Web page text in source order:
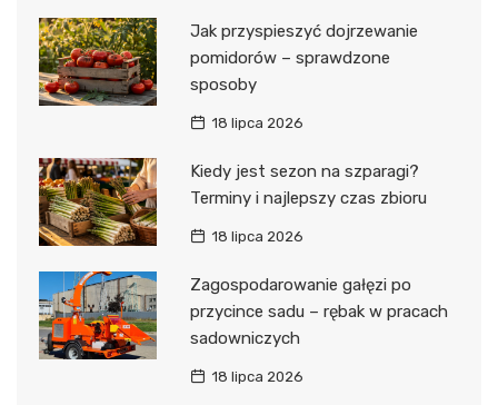
Jak przyspieszyć dojrzewanie
pomidorów – sprawdzone
sposoby
18 lipca 2026
Kiedy jest sezon na szparagi?
Terminy i najlepszy czas zbioru
18 lipca 2026
Zagospodarowanie gałęzi po
przycince sadu – rębak w pracach
sadowniczych
18 lipca 2026